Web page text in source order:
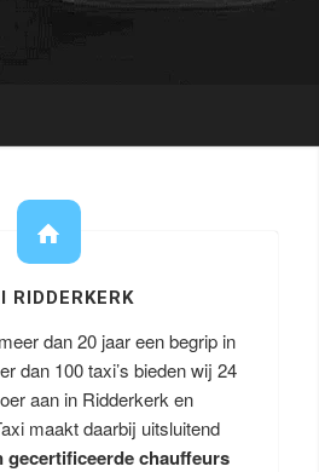
RIDDERKERK
dan 20 jaar een begrip in
dan 100 taxi’s bieden wij 24
aan in Ridderkerk en
maakt daarbij uitsluitend
gecertificeerde chauffeurs